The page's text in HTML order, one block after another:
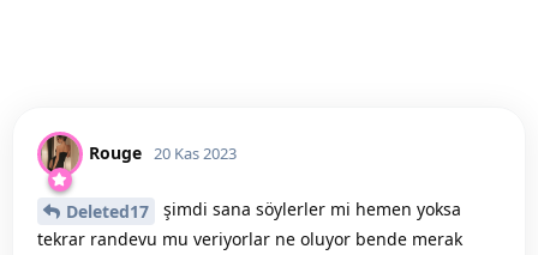
Rouge 20 Kas 2023
Deleted17
şimdi sana söylerler mi hemen yoksa
tekrar randevu mu veriyorlar ne oluyor bende merak